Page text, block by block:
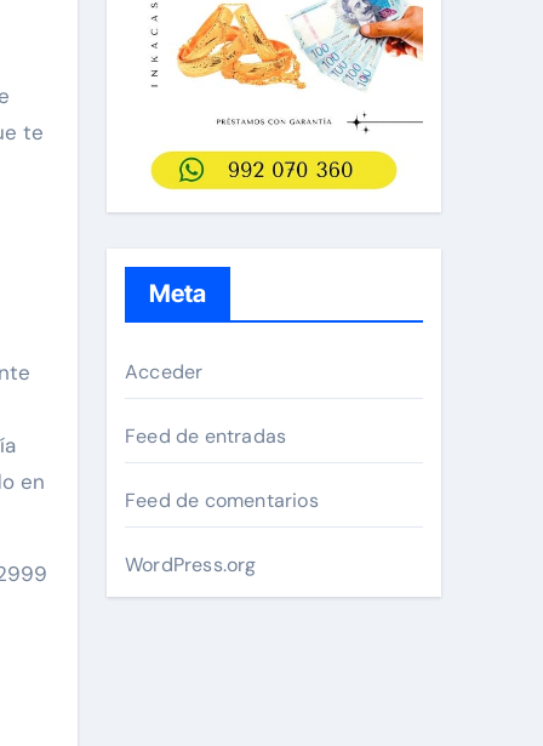
te
en
Meta
Acceder
Feed de entradas
Feed de comentarios
WordPress.org